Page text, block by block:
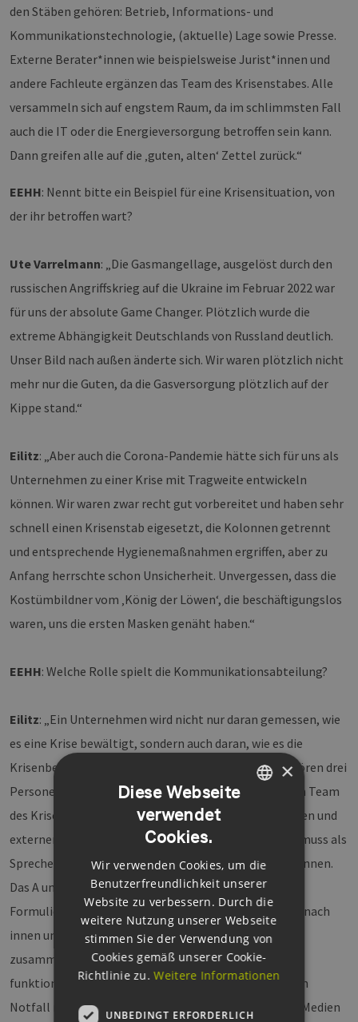
den Stäben gehören: Betrieb, Informations- und
Kommunikationstechnologie, (aktuelle) Lage sowie Presse.
Externe Berater*innen wie beispielsweise Jurist*innen und
andere Fachleute ergänzen das Team des Krisenstabes. Alle
versammeln sich auf engstem Raum, da im schlimmsten Fall
auch die IT oder die Energieversorgung betroffen sein kann.
Dann greifen alle auf die ‚guten, alten‘ Zettel zurück.“
EEHH: Nennt bitte ein Beispiel für eine Krisensituation, von
der ihr betroffen wart?
Ute Varrelmann: „Die Gasmangellage, ausgelöst durch den
russischen Angriffskrieg auf die Ukraine im Februar 2022 war
für uns der absolute Game Changer. Plötzlich wurde die
extreme Abhängigkeit Deutschlands von Russland deutlich.
Unser Bild nach außen änderte sich. Wir waren plötzlich nicht
mehr nur die Guten, da die Gasversorgung plötzlich auf der
Kippe stand.“
Eilitz: „Aber auch die Corona-Pandemie hätte sich für uns als
Unternehmen zu einer Krise mit Tragweite entwickeln
können. Wir waren zwar recht gut vorbereitet und haben sehr
schnell einen Krisenstab eigesetzt, die Kolonnen getrennt
und entsprechende Hygienemaßnahmen ergriffen, aber zu
Anfang herrschte schon Unsicherheit. Unvergessen, dass die
Kostümbildner vom ‚König der Löwen‘, die beschäftigungslos
waren, uns die ersten Masken genäht haben.“
EEHH: Welche Rolle spielt die Kommunikationsabteilung?
Eilitz: „Ein Unternehmen wird nicht nur daran gemessen, wie
es eine Krise bewältigt, sondern auch daran, wie es die
Krisenbewältigung nach außen darstellt. Bei uns gehören drei
Personen aus der Kommunikationsabteilung fest zum Team
des Krisenstabes, zwei für die Vorbereitung der internen und
externen Kommunikation innerhalb des Stabes, eine muss als
Sprecher auch außerhalb des Arbeitsraums agieren können.
Das A und O sind die Abstimmungsprozesse – jede
Formulierung sollte abgestimmt sein, um einheitlich nach
innen und außen zu kommunizieren. Auch wenn die IT
zusammenbricht, müssen die Kommunikationswege
funktionieren, mit Papier oder Satellitentelefonen. Im
Notfall müssen die Pressesprecher persönlich zu den Medien
GERMAN
×
Diese Webseite
verwendet
Cookies.
Wir verwenden Cookies, um die
Benutzerfreundlichkeit unserer
Website zu verbessern. Durch die
weitere Nutzung unserer Webseite
stimmen Sie der Verwendung von
Cookies gemäß unserer Cookie-
Richtlinie zu. Weitere Informationen
UNBEDINGT ERFORDERLICH